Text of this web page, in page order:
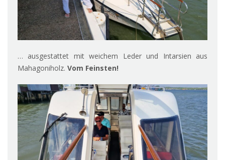
… ausgestattet mit weichem Leder und Intarsien aus
Mahagoniholz. Vom Feinsten!